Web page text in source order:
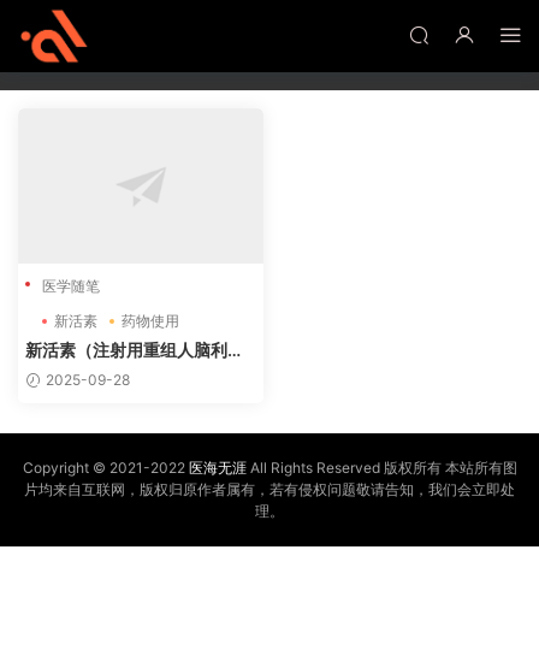
医学随笔
新活素
药物使用
新活素（注射用重组人脑利钠
肽)治疗心力衰竭适应证
2025-09-28
Copyright © 2021-2022 医海无涯All Rights Reserved 版权所有 本站所有图
片均来自互联网，版权归原作者属有，若有侵权问题敬请告知，我们会立即处
理。